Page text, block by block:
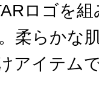
ロゴを
柔らかな
アイテム